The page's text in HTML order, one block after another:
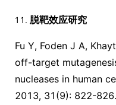
脱靶效应研究
Fu Y, Foden J A,
off-target
nucleases in human
2013, 31(9): 822-826.